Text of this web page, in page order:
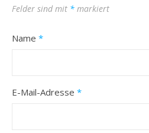
Felder sind mit * markiert
Name *
E-Mail-Adresse *